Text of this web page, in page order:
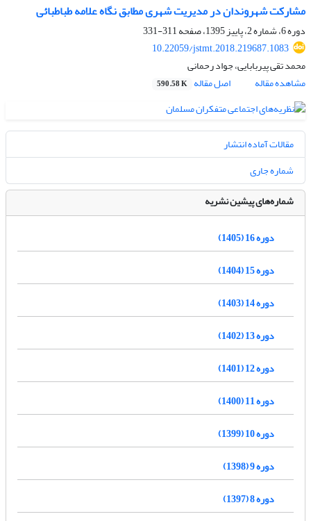
مشارکت شهروندان در مدیریت شهری مطابق نگاه علامه طباطبائی
دوره 6، شماره 2، پاییز 1395، صفحه
311-331
10.22059/jstmt.2018.219687.1083
محمد تقی پیربابایی، جواد رحمانی
مشاهده مقاله
اصل مقاله 590.58 K
مقالات آماده انتشار
شماره جاری
شماره‌های پیشین نشریه
دوره 16 (1405)
دوره 15 (1404)
دوره 14 (1403)
دوره 13 (1402)
دوره 12 (1401)
دوره 11 (1400)
دوره 10 (1399)
دوره 9 (1398)
دوره 8 (1397)